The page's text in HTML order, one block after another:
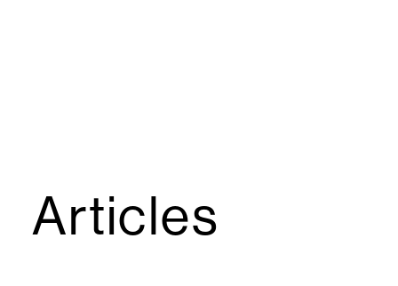
Articles